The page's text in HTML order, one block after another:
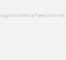
kolekce free block